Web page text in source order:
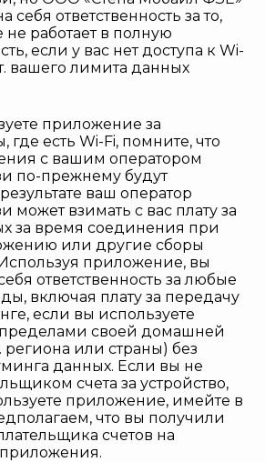
себя ответственность за то,
работает в полную
если у вас нет доступа к Wi-
вашего лимита данных
приложение за
есть Wi-Fi, помните, что
с вашим оператором
по-прежнему будут
ваш оператор
может взимать с вас плату за
за время соединения при
или другие сборы
Используя приложение, вы
ответственность за любые
включая плату за передачу
если вы используете
своей домашней
региона или страны) без
данных. Если вы не
счета за устройство,
приложение, имейте в
что вы получили
счетов на